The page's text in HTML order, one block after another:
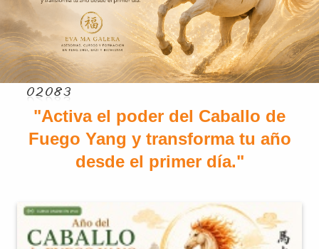
"Activa el poder del Caballo de
Fuego Yang y transforma tu año
desde el primer día."​